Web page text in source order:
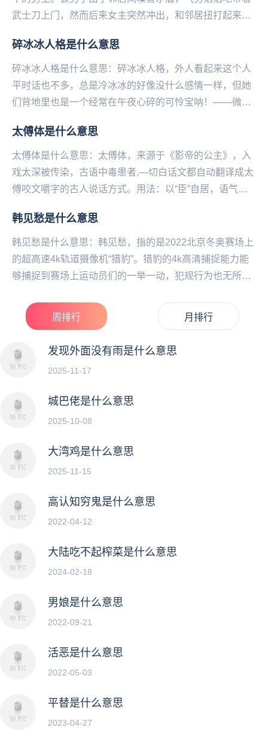
武士刀上门，然而后来女主突然冲出，和邻居扭打起来。
碎冰冰人格是什么意思
碎冰冰人格是什么意思：碎冰冰人格，外人看起来这个人
平时话也不多，总是冷冰冰的好像没什么感情一样，但她
们背地里也是一个经常在午夜心碎的可怜宝呐！——微博
太傅体是什么意思
太傅体是什么意思：太傅体，来源于《影帝的公主》，入
戏太深被传染，古语中毒患者,—切白话文都自动翻译成太
傅咬文嚼字的古人说话方式。用法：以“臣”自居，语气谦
韩见愁是什么意思
韩见愁是什么意思：韩见愁，指的是2022北京冬‌‌‌‌‌‌‌‌‌‌‌‌奥赛场上
的超高速4k轨道摄像机“猎豹”。猎豹的4k高清捕捉能力能
够捕捉到赛场上运动员们的一举一动，犯规行为也无所遁
周排行 月排行
发现外面没有雨是什么意思
2025-11-17
城巴佬是什么意思
2025-10-08
大湾鸡是什么意思
2025-11-15
高认知穷鬼是什么意思
2022-04-12
大陆吃不起榨菜是什么意思
2024-02-18
男娘是什么意思
2022-09-21
活恶是什么意思
2022-05-03
平替是什么意思
2023-04-27